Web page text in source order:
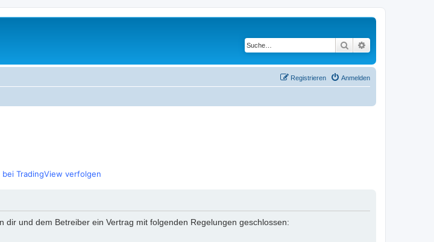
Suche
Anmelden
Registrieren
TradingView verfolgen
dir und dem Betreiber ein Vertrag mit folgenden Regelungen geschlossen: